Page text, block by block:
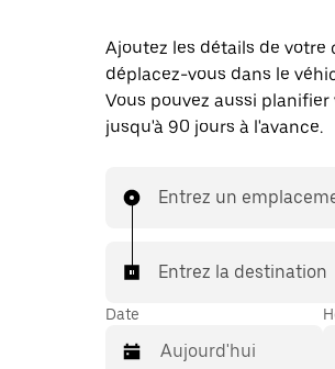
Ajoutez les détails de votre
déplacez-vous dans le
Vous pouvez aussi planifier
jusqu'à 90 jours à l'avance.
Entrez un
Entrez la destination
Date